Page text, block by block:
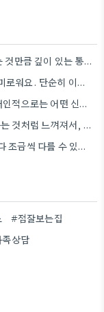
전화 상담이 편하다는 점 인정해요. 직접 만나는 것만큼 깊이 있는 통찰력을 얻기는 어려울 것 같아요.
생년월일시를 활용한 직접적인 교감 방식이 흥미로워요. 단순히 이론적 틀에 기대는 것보다, 개인의 상황에 맞춰 신령의…
신령의 도움을 받는 방식이 흥미로워요. 제가 개인적으로는 어떤 신령이 상담자의 상황에 맞춰 질문을 받아들이는지 궁금하네요.
공수라는 개념이 흥미롭네요. 신령이 직접 말하는 것처럼 느껴져서, 현대적인 AI 챗봇의 답변 방식과 연결해서 생각해…
생년월일 시까지 고려하면 띠별 운세도 개인마다 조금씩 다를 수 있네요. 특히 연말에 태어난 분들은 좀…
#점잘보는집
상담